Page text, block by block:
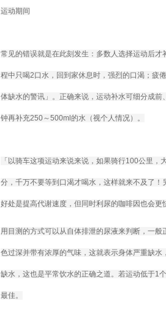
运动期间
常见的错误就是在此刻发生：多数人选择运动后
程中只喝2口水，回到家休息时，强烈的口渴；疲
体缺水的警讯」。正确来说，运动补水可细分成
钟再补充250～500ml的水（视个人情况）。
「以骑车这项运动来说来说，如果骑行100公里
分，千万不要等到口渴才喝水，这样就来不及了
好处是提高代谢速度，但同时利尿的咖啡因也会更
用目测的方式可以从自体排泄的尿液来判断，一
色过深并带有浓厚的气味，这就表示身体严重缺
缺水，这也是平常饮水的正确之道。若运动低于1
最佳。